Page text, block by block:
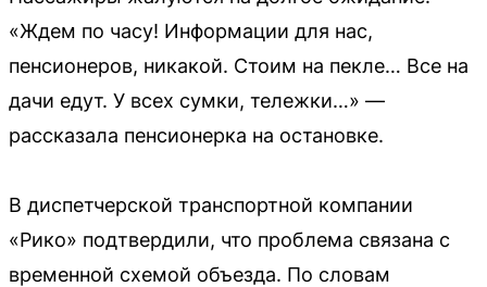
«Ждем по часу! Информации для нас,
пенсионеров, никакой. Стоим на пекле… Все на
дачи едут. У всех сумки, тележки…» —
рассказала пенсионерка на остановке.
В диспетчерской транспортной компании
«Рико» подтвердили, что проблема связана с
временной схемой объезда. По словам